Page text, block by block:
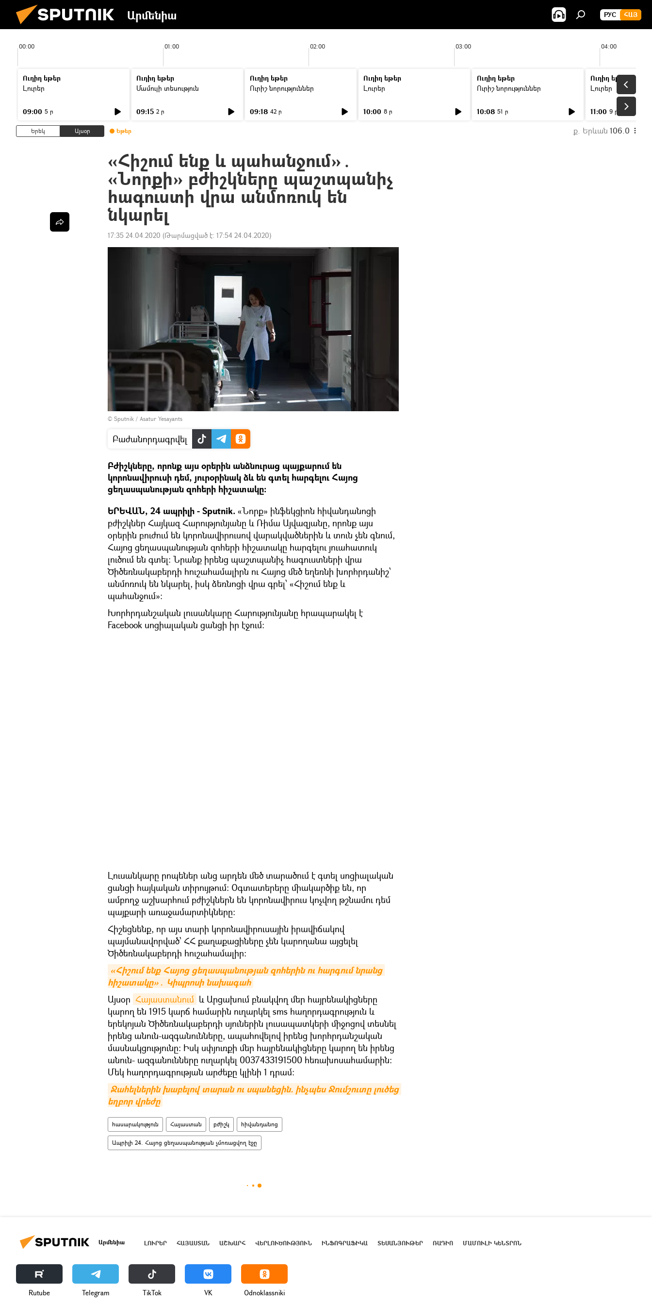
Արմենիա РУС ՀԱՅ
00:00 01:00 02:00 03:00 04:00
Ուղիղ եթեր
Լուրեր
09:00 5 ր
Ուղիղ եթեր
Մամուլի տեսություն
09:15 2 ր
Ուղիղ եթեր
Ուրիշ նորություններ
09:18 42 ր
Ուղիղ եթեր
Լուրեր
10:00 8 ր
Ուղիղ եթեր
Ուրիշ նորություններ
10:08 51 ր
Ուղիղ եթեր
Լուրեր
11:00 9 ր
Երեկ Այսօր Եթեր ք. Երևան 106.0
«Հիշում ենք և պահանջում»․
«Նորքի» բժիշկները պաշտպանիչ
հագուստի վրա անմոռուկ են
նկարել
17:35 24.04.2020 (Թարմացված է: 17:54 24.04.2020)
© Sputnik / Asatur Yesayants
Բաժանորդագրվել
Բժիշկները, որոնք այս օրերին անձնուրաց պայքարում են
կորոնավիրուսի դեմ, յուրօրինակ ձև են գտել հարգելու Հայոց
ցեղասպանության զոհերի հիշատակը:
ԵՐԵՎԱՆ, 24 ապրիլի - Sputnik. «Նորք» ինֆեկցիոն հիվանդանոցի
բժիշկներ Հայկազ Հարությունյանը և Ռիմա Այվազյանը, որոնք այս
օրերին բուժում են կորոնավիրուսով վարակվածներին և տուն չեն գնում,
Հայոց ցեղասպանության զոհերի հիշատակը հարգելու յուահատուկ
լուծում են գտել: Նրանք իրենց պաշտպանիչ հագուստների վրա
Ծիծեռնակաբերդի հուշահամալիրն ու Հայոց մեծ եղեռնի խորհրդանիշ՝
անմոռուկ են նկարել, իսկ ձեռնոցի վրա գրել՝ «Հիշում ենք և
պահանջում»։
Խորհրդանշական լուսանկարը Հարությունյանը հրապարակել է
Facebook սոցիալական ցանցի իր էջում։
Լուսանկարը րոպեներ անց արդեն մեծ տարածում է գտել սոցիալական
ցանցի հայկական տիրույթում։ Օգտատերերը միակարծիք են, որ
ամբողջ աշխարհում բժիշկներն են կորոնավիրուս կոչվող թշնամու դեմ
պայքարի առաջամարտիկները։
Հիշեցնենք, որ այս տարի կորոնավիրուսային իրավիճակով
պայմանավորված՝ ՀՀ քաղաքացիները չեն կարողանա այցելել
Ծիծեռնակաբերդի հուշահամալիր:
«Հիշում ենք Հայոց ցեղասպանության զոհերին ու հարգում նրանց
հիշատակը»․ Կիպրոսի նախագահ
Այսօր Հայաստանում և Արցախում բնակվող մեր հայրենակիցները
կարող են 1915 կարճ համարին ուղարկել sms հաղորդագրություն և
երեկոյան Ծիծեռնակաբերդի սյուներին լուսապատկերի միջոցով տեսնել
իրենց անուն-ազգանունները, ապահովելով իրենց խորհրդանշական
մասնակցությունը։ Իսկ սփյուռքի մեր հայրենակիցները կարող են իրենց
անուն- ազգանունները ուղարկել 0037433191500 հեռախոսահամարին։
Մեկ հաղորդագրության արժեքը կլինի 1 դրամ։
Ջահելներին խաբելով տարան ու սպանեցին. ինչպես Ջումշուտը լուծեց
եղբոր վրեժը
հասարակություն Հայաստան բժիշկ հիվանդանոց
Ապրիլի 24. Հայոց ցեղասպանության չմոռացվող էջը
Արմենիա ԼՈՒՐԵՐ ՀԱՅԱՍՏԱՆ ԱՇԽԱՐՀ ՎԵՐԼՈՒԾՈՒԹՅՈՒՆ ԻՆՖՈԳՐԱՖԻԿԱ ՏԵՍԱՆՅՈՒԹԵՐ ՌԱԴԻՈ ՄԱՄՈՒԼԻ ԿԵՆՏՐՈՆ
Rutube Telegram ТikТоk VK Odnoklassniki